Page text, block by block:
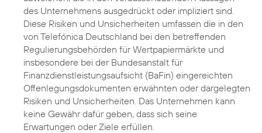
des Unternehmens ausgedrückt oder impliziert sind.
Diese Risiken und Unsicherheiten umfassen die in den
von Telefónica Deutschland bei den betreffenden
Regulierungsbehörden für Wertpapiermärkte und
insbesondere bei der Bundesanstalt für
Finanzdienstleistungsaufsicht (BaFin) eingereichten
Offenlegungsdokumenten erwähnten oder dargelegten
Risiken und Unsicherheiten. Das Unternehmen kann
keine Gewähr dafür geben, dass sich seine
Erwartungen oder Ziele erfüllen.